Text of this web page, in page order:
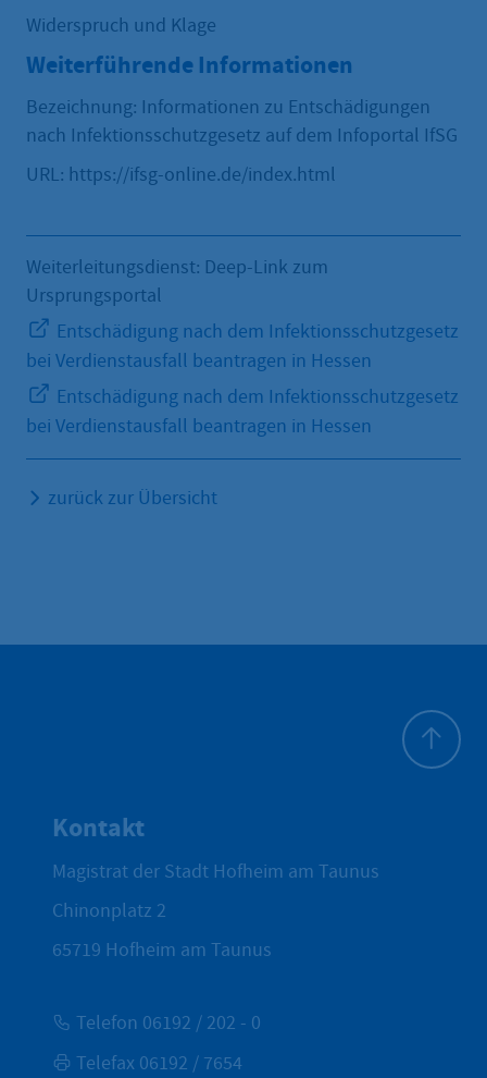
Widerspruch und Klage
Weiterführende Informationen
Bezeichnung: Informationen zu Entschädigungen
nach Infektionsschutzgesetz auf dem Infoportal IfSG
URL: https://ifsg-online.de/index.html
Weiterleitungsdienst: Deep-Link zum
Ursprungsportal
Entschädigung nach dem Infektionsschutzgesetz
bei Verdienstausfall beantragen in Hessen
Entschädigung nach dem Infektionsschutzgesetz
bei Verdienstausfall beantragen in Hessen
zurück zur Übersicht
Kontakt
Magistrat der Stadt Hofheim am Taunus
Chinonplatz 2
65719 Hofheim am Taunus
Telefon 06192 / 202 - 0
Telefax 06192 / 7654